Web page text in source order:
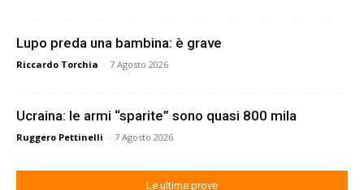
Lupo preda una bambina: è grave
Riccardo Torchia - 7 Agosto 2026
Ucraina: le armi “sparite” sono quasi 800 mila
Ruggero Pettinelli - 7 Agosto 2026
Le ultime prove